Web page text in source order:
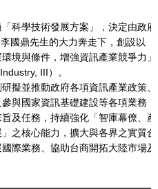
學技術發展方案」，決定由政府
國鼎先生的大力奔走下，創設以
境與條件，增強資訊產業競爭力
III）。
並推動政府各項資訊產業政策、
與國家資訊基礎建設等各項業務
任務，持續強化「智庫幕僚、產
之核心能力，擴大與各界之實質
際業務、協助台商開拓大陸市場